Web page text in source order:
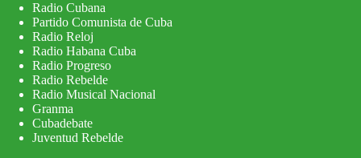
Radio Cubana
Partido Comunista de Cuba
Radio Reloj
Radio Habana Cuba
Radio Progreso
Radio Rebelde
Radio Musical Nacional
Granma
Cubadebate
Juventud Rebelde